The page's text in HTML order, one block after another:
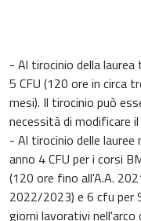
- Al tirocinio della
5 CFU (120 ore in circa
mesi). Il tirocinio può
necessità di modificare
- Al tirocinio delle
anno 4 CFU per i corsi
(120 ore fino all'A.A.
2022/2023) e 6 cfu per
giorni lavorativi nell'arco